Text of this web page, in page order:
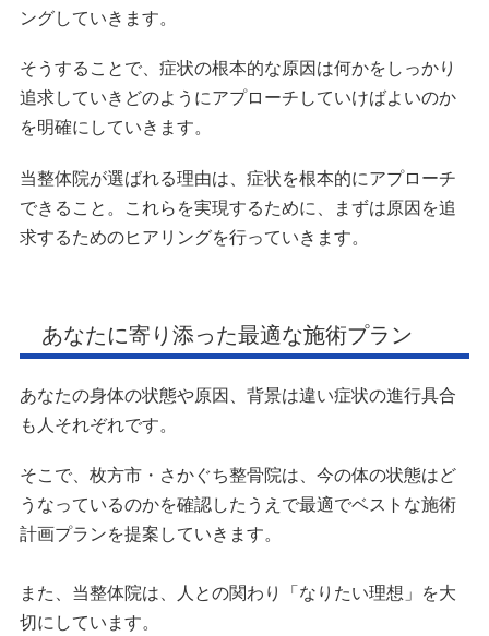
ングしていきます。
そうすることで、症状の根本的な原因は何かをしっかり
追求していきどのようにアプローチしていけばよいのか
を明確にしていきます。
当整体院が選ばれる理由は、症状を根本的にアプローチ
できること。これらを実現するために、まずは原因を追
求するためのヒアリングを行っていきます。
あなたに寄り添った最適な施術プラン
あなたの身体の状態や原因、背景は違い症状の進行具合
も人それぞれです。
そこで、枚方市・さかぐち整骨院は、今の体の状態はど
うなっているのかを確認したうえで最適でベストな施術
計画プランを提案していきます。
また、当整体院は、人との関わり「なりたい理想」を大
切にしています。